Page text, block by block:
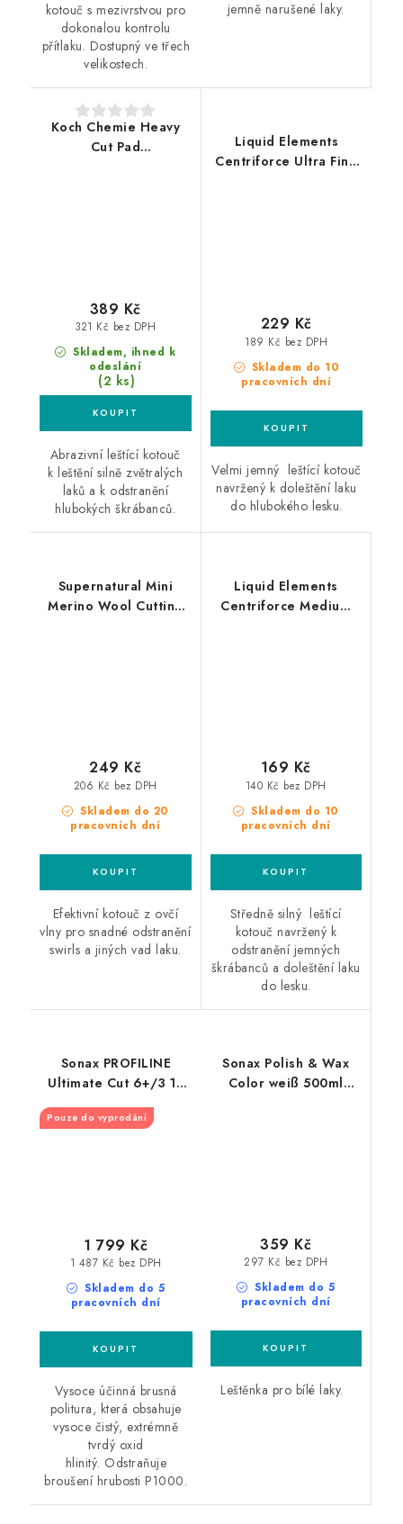
kotouč s mezivrstvou pro
dokonalou kontrolu
přítlaku. Dostupný ve třech
velikostech.
jemně narušené laky.
Koch Chemie Heavy
Cut Pad
Skladem, ihned k
odeslání
(2 ks)
321 Kč bez DPH
389 Kč
Abrazivní leštící kotouč
k leštění silně zvětralých
laků a k odstranění
hlubokých škrábanců.
Liquid Elements
Centriforce Ultra Fine
Skladem do 10
pracovních dní
189 Kč bez DPH
229 Kč
Velmi jemný leštící kotouč
navržený k doleštění laku
do hlubokého lesku.
Supernatural Mini
Merino Wool Cutting
Skladem do 20
pracovních dní
206 Kč bez DPH
249 Kč
Efektivní kotouč z ovčí
vlny pro snadné odstranění
swirls a jiných vad laku.
Liquid Elements
Centriforce Medium
Skladem do 10
pracovních dní
140 Kč bez DPH
169 Kč
Středně silný leštící
kotouč navržený k
odstranění jemných
škrábanců a doleštění laku
do lesku.
Sonax PROFILINE
Ultimate Cut 6+/3 1L
Pouze do vyprodání
Skladem do 5
pracovních dní
1 487 Kč bez DPH
1 799 Kč
Vysoce účinná brusná
politura, která obsahuje
vysoce čistý, extrémně
tvrdý oxid
hlinitý. Odstraňuje
broušení hrubosti P1000.
Sonax Polish & Wax
Color weiß 500ml
Skladem do 5
pracovních dní
297 Kč bez DPH
359 Kč
Leštěnka pro bílé laky.